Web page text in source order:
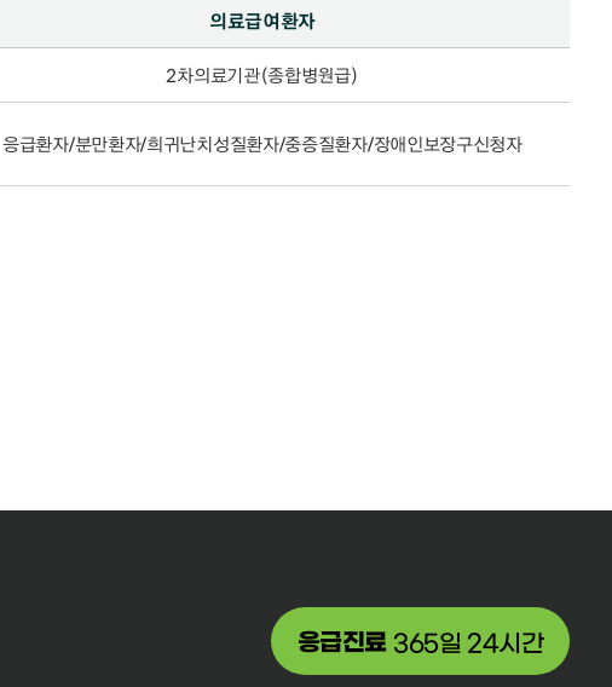
의료급여환자
2차의료기관(종합병원급)
응급환자/분만환자/희귀난치성질환자/중증질환자/장애인보장구신청자
응급진료 365일 24시간